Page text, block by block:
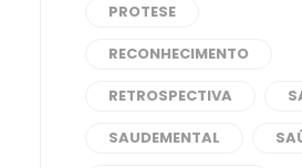
PROTESE
RECONHECIMENTO
RETROSPECTIVA
SAUDEMENTAL